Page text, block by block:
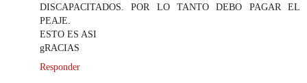
DISCAPACITADOS. POR LO TANTO DEBO PAGAR EL
PEAJE.
ESTO ES ASI
gRACIAS
Responder